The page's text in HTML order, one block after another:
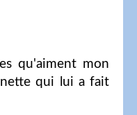
qu'aiment mon
qui lui a fait